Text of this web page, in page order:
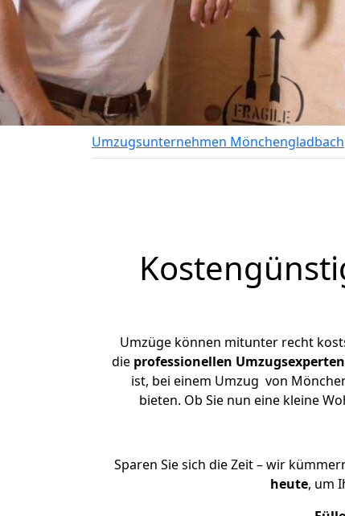
Umzugsunternehmen Mönchengladbach
Umzüge können mitunter recht
die professionellen Umzugsexperten
ist, bei einem Umzug von
bieten. Ob Sie nun eine kleine
Sparen Sie sich die Zeit – wir
heute, um